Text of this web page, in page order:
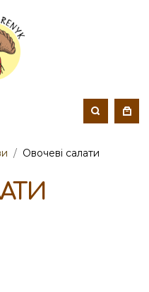
/ Овочеві салати